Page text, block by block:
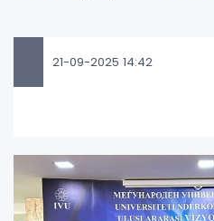
21-09-2025 14:42